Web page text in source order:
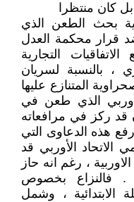
كان منتظرا
بحث الطعن الذي
قرار محكمة العدل
التجارية
، بالنسبة لسريان
المتنازع عليها
الذي طعن في
قد ركز في مرافعاته
هذه الدعاوى التي
الأوربي قد
، رغم انه حاز
فالنزاع بخصوص
الابتدائية ، وشمل